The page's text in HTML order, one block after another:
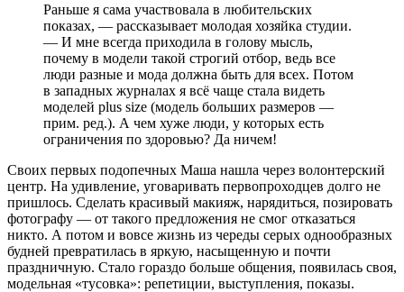
Раньше я сама участвовала в любительских
показах, — рассказывает молодая хозяйка студии.
— И мне всегда приходила в голову мысль,
почему в модели такой строгий отбор, ведь все
люди разные и мода должна быть для всех. Потом
в западных журналах я всё чаще стала видеть
моделей plus size (модель больших размеров —
прим. ред.). А чем хуже люди, у которых есть
ограничения по здоровью? Да ничем!
Своих первых подопечных Маша нашла через волонтерский
центр. На удивление, уговаривать первопроходцев долго не
пришлось. Сделать красивый макияж, нарядиться, позировать
фотографу — от такого предложения не смог отказаться
никто. А потом и вовсе жизнь из череды серых однообразных
будней превратилась в яркую, насыщенную и почти
праздничную. Стало гораздо больше общения, появилась своя,
модельная «тусовка»: репетиции, выступления, показы.